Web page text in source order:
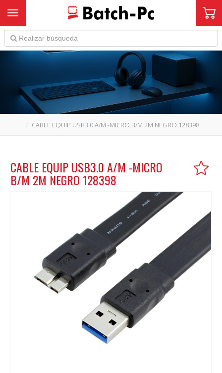
Toggle navigation
CABLE EQUIP USB3.0 A/M -MICRO B/M 2M NEGRO 128398
CABLE EQUIP USB3.0 A/M -MICRO
B/M 2M NEGRO 128398